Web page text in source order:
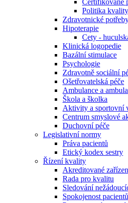
Certifikované
Politika kvality
Zdravotnické
Hipoterapie
Cety -
Klinická logopedie
Bazální stimulace
Psychologie
Zdravotně sociální
Ošetřovatelská péče
Ambulance a
Škola a školka
Aktivity a sportovní
Centrum smyslové
Duchovní péče
Legislativní normy
Práva pacientů
Etický kodex sestry
Řízení kvality
Akreditované
Rada pro kvalitu
Sledování
Spokojenost pacientů